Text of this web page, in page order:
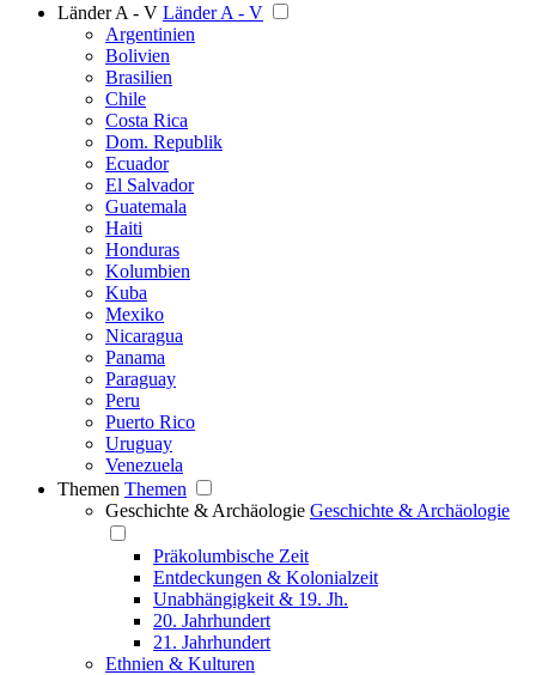
Länder A - V Länder A - V
Argentinien
Bolivien
Brasilien
Chile
Costa Rica
Dom. Republik
Ecuador
El Salvador
Guatemala
Haiti
Honduras
Kolumbien
Kuba
Mexiko
Nicaragua
Panama
Paraguay
Peru
Puerto Rico
Uruguay
Venezuela
Themen Themen
Geschichte & Archäologie Geschichte & Archäologie
Präkolumbische Zeit
Entdeckungen & Kolonialzeit
Unabhängigkeit & 19. Jh.
20. Jahrhundert
21. Jahrhundert
Ethnien & Kulturen